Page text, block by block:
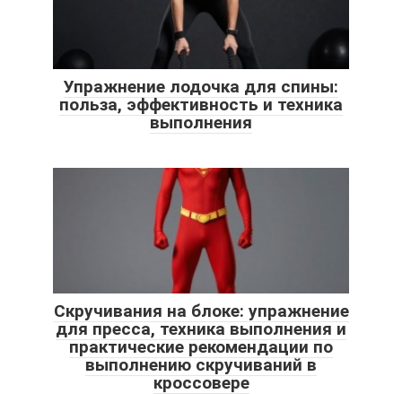
Упражнение лодочка для спины:
польза, эффективность и техника
выполнения
Скручивания на блоке: упражнение
для пресса, техника выполнения и
практические рекомендации по
выполнению скручиваний в
кроссовере